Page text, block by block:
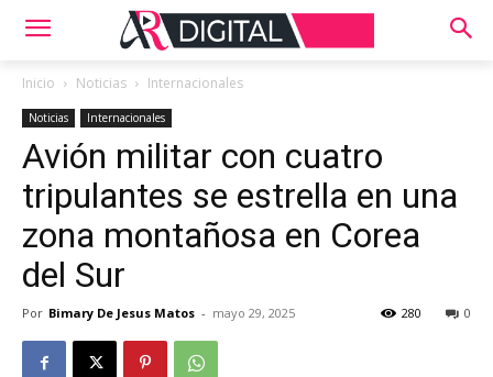
Inicio Noticias Internacionales
Noticias Internacionales
Avión militar con cuatro
tripulantes se estrella en una
zona montañosa en Corea
del Sur
Por Bimary De Jesus Matos - mayo 29, 2025 0
280